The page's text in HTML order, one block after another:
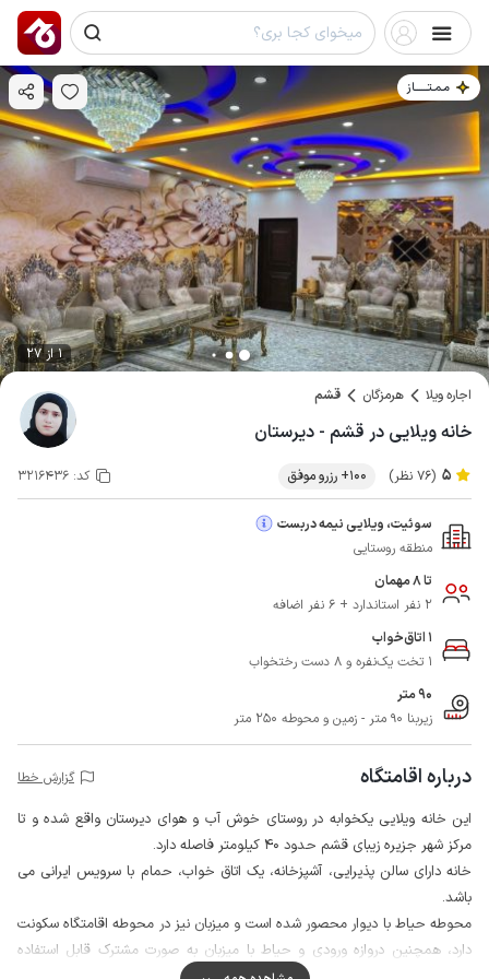
مـمـتــــــاز
1 از 27
اجاره ویلا هرمزگان قشم
خانه ویلایی در قشم - دیرستان
5 (76 نظر) 100+ رزرو موفق کد: 3216436
سوئیت، ویلایی نیمه دربست
منطقه روستایی
تا 8 مهمان
2 نفر استاندارد + 6 نفر اضافه
1 اتاق‌خواب
1 تخت یک‌نفره و 8 دست رختخواب
90 متر
زیربنا 90 متر - زمین و محوطه 250 متر
درباره اقامتگاه گزارش خطا
این خانه ویلایی یکخوابه در روستای خوش آب و هوای دیرستان واقع شده و تا
مرکز شهر جزیره زیبای قشم حدود 40 کیلومتر فاصله دارد.
خانه دارای سالن پذیرایی، آشپزخانه، یک اتاق خواب، حمام با سرویس ایرانی می
باشد.
محوطه حیاط با دیوار محصور شده است و میزبان نیز در محوطه اقامتگاه سکونت
دارد، همچنین دروازه ورودی و حیاط با میزبان به صورت مشترک قابل استفاده